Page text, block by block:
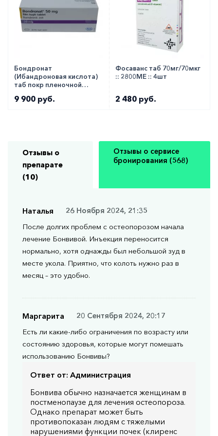
Бондронат
(Ибандроновая кислота)
таб покр пленочной
9 900 руб.
Фосаванс таб 70мг/70мкг
:: 2800МЕ :: 4шт
2 480 руб.
Отзывы о
препарате
(10)
Отзывы о сервисе
бронирования (568)
Наталья
26 Ноября 2024, 21:35
После долгих проблем с остеопорозом начала
лечение Бонвивой. Инъекция переносится
нормально, хотя однажды был небольшой зуд в
месте укола. Приятно, что колоть нужно раз в
месяц – это удобно.
Маргарита
20 Сентября 2024, 20:17
Есть ли какие-либо ограничения по возрасту или
состоянию здоровья, которые могут помешать
использованию Бонвивы?
Ответ от: Администрация
Бонвива обычно назначается женщинам в
постменопаузе для лечения остеопороза.
Однако препарат может быть
противопоказан людям с тяжелыми
нарушениями функции почек (клиренс